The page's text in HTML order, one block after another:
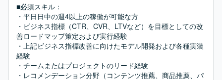
■必須スキル：
・平日日中の週4以上の稼働が可能な方
・ビジネス指標（CTR、CVR、LTVなど）を目標としての改
善ロードマップ策定および実行経験
・上記ビジネス指標改善に向けたモデル開発および各種実装
経験
・チームまたはプロジェクトのリード経験
・レコメンデーション分野（コンテンツ推薦、商品推薦、パ